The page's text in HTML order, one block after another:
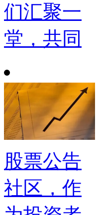
们汇聚一
堂，共同
股票公告
社区，作